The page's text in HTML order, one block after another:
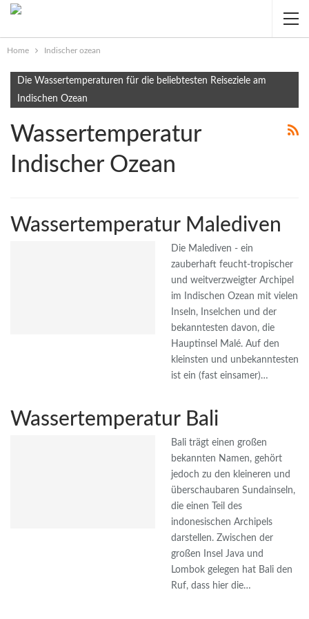
Home Indischer ozean
Die Wassertemperaturen für die beliebtesten Reiseziele am
Indischen Ozean
Wassertemperatur
Indischer Ozean
Wassertemperatur Malediven
Die Malediven - ein
zauberhaft feucht-tropischer
und weitverzweigter Archipel
im Indischen Ozean mit vielen
Inseln, Inselchen und der
bekanntesten davon, die
Hauptinsel Malé. Auf den
kleinsten und unbekanntesten
ist ein (fast einsamer)…
Wassertemperatur Bali
Bali trägt einen großen
bekannten Namen, gehört
jedoch zu den kleineren und
überschaubaren Sundainseln,
die einen Teil des
indonesischen Archipels
darstellen. Zwischen der
großen Insel Java und
Lombok gelegen hat Bali den
Ruf, dass hier die…